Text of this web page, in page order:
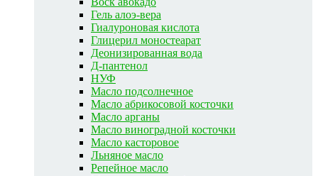
Гель алоэ-вера
Гиалуроновая кислота
Глицерил моностеарат
Деонизированная вода
Д-пантенол
НУФ
Масло подсолнечное
Масло абрикосовой косточки
Масло арганы
Масло виноградной косточки
Масло касторовое
Льняное масло
Репейное масло